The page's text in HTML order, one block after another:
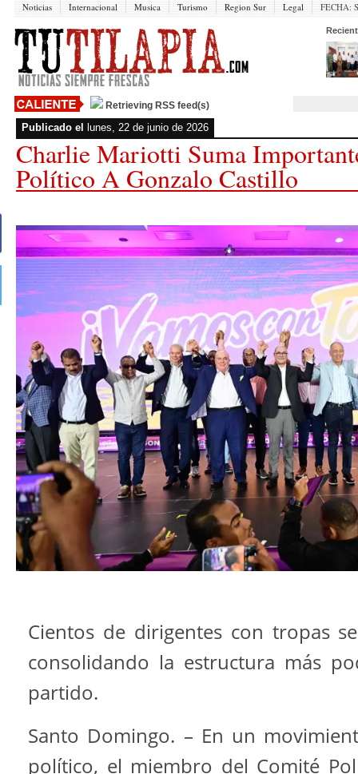
Noticias Internacional Musica Turismo Region Sur Legal FECHA:
Retrieving RSS feed(s)
Publicado el lunes, 22 de junio de 2026
Charlie Mariotti Suma
Político A Gonzalo Castillo
Cientos de dirigentes con tropas
consolidando la estructura más
partido.
Santo Domingo. – En un
político, el miembro del Comité